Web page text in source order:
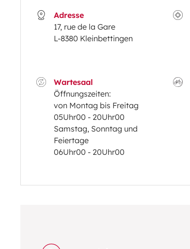
Adresse
17, rue de la Gare
L-8380 Kleinbettingen
Wartesaal
Öffnungszeiten:
von Montag bis Freitag
05Uhr00 - 20Uhr00
Samstag, Sonntag und
Feiertage
06Uhr00 - 20Uhr00